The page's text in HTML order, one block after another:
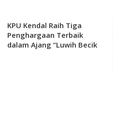
KPU Kendal Raih Tiga
Penghargaan Terbaik
dalam Ajang “Luwih Becik